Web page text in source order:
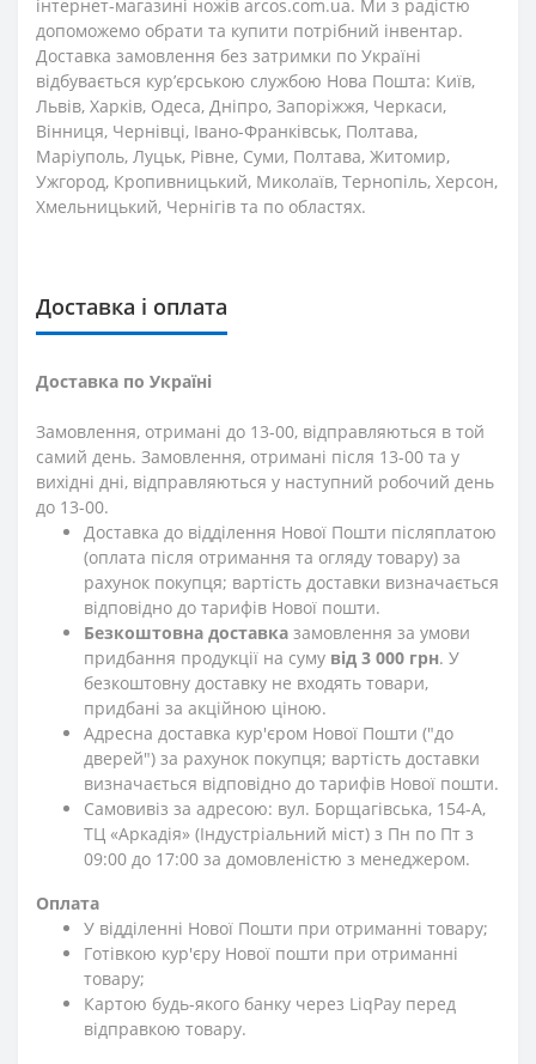
інтернет-магазині ножів arcos.com.ua. Ми з радістю
допоможемо обрати та купити потрібний інвентар.
Доставка замовлення без затримки по Україні
відбувається кур’єрською службою Нова Пошта: Київ,
Львів, Харків, Одеса, Дніпро, Запоріжжя, Черкаси,
Вінниця, Чернівці, Івано-Франківськ, Полтава,
Маріуполь, Луцьк, Рівне, Суми, Полтава, Житомир,
Ужгород, Кропивницький, Миколаїв, Тернопіль, Херсон,
Хмельницький, Чернігів та по областях.
Доставка і оплата
Доставка по Україні
Замовлення, отримані до 13-00, відправляються в той
самий день. Замовлення, отримані після 13-00 та у
вихідні дні, відправляються у наступний робочий день
до 13-00.
Доставка до відділення Нової Пошти післяплатою
(оплата після отримання та огляду товару) за
рахунок покупця; вартість доставки визначається
відповідно до тарифів Нової пошти.
Безкоштовна доставка замовлення за умови
придбання продукції на суму від 3 000 грн. У
безкоштовну доставку не входять товари,
придбані за акційною ціною.
Адресна доставка кур'єром Нової Пошти ("до
дверей") за рахунок покупця; вартість доставки
визначається відповідно до тарифів Нової пошти.
Самовивіз за адресою: вул. Борщагівська, 154-А,
ТЦ «Аркадія» (Індустріальний міст) з Пн по Пт з
09:00 до 17:00 за домовленістю з менеджером.
Оплата
У відділенні Нової Пошти при отриманні товару;
Готівкою кур'єру Нової пошти при отриманні
товару;
Картою будь-якого банку через LiqPay перед
відправкою товару.